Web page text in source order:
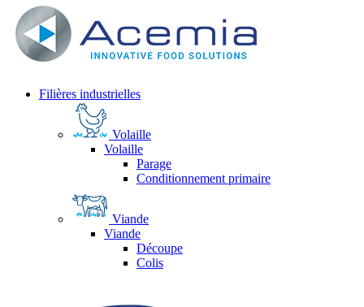
Filières industrielles
Volaille
Volaille
Parage
Conditionnement primaire
Viande
Viande
Découpe
Colis